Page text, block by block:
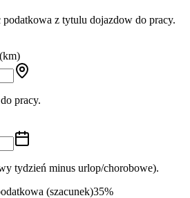
z tytulu dojazdow do pracy.
pracy.
tydzień minus urlop/chorobowe).
(szacunek)35%